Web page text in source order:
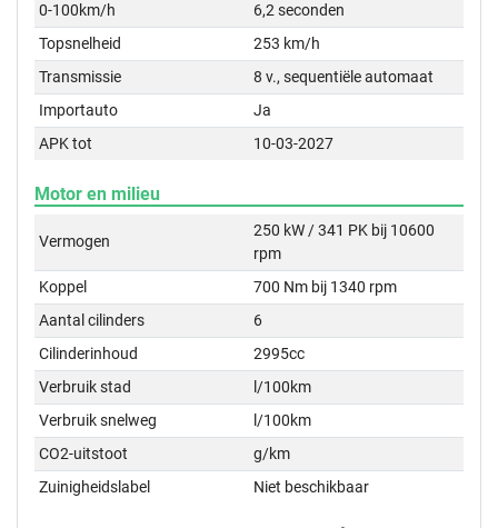
0-100km/h
6,2 seconden
Topsnelheid
253 km/h
Transmissie
8 v., sequentiële automaat
Importauto
Ja
APK tot
10-03-2027
Motor en milieu
Vermogen
250 kW / 341 PK bij 10600
rpm
Koppel
700 Nm bij 1340 rpm
Aantal cilinders
6
Cilinderinhoud
2995cc
Verbruik stad
l/100km
Verbruik snelweg
l/100km
CO2-uitstoot
g/km
Zuinigheidslabel
Niet beschikbaar